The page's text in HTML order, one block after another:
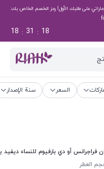
العطور + خصم إضافي بقيمة 50 درهم إماراتي على طلبك الأول! رمز الخصم الخاص بك:
17
:
31
:
18
السعر سنة الإصدار
فراجرانس أو دي بارفيوم للنساء ديفيد
العطر